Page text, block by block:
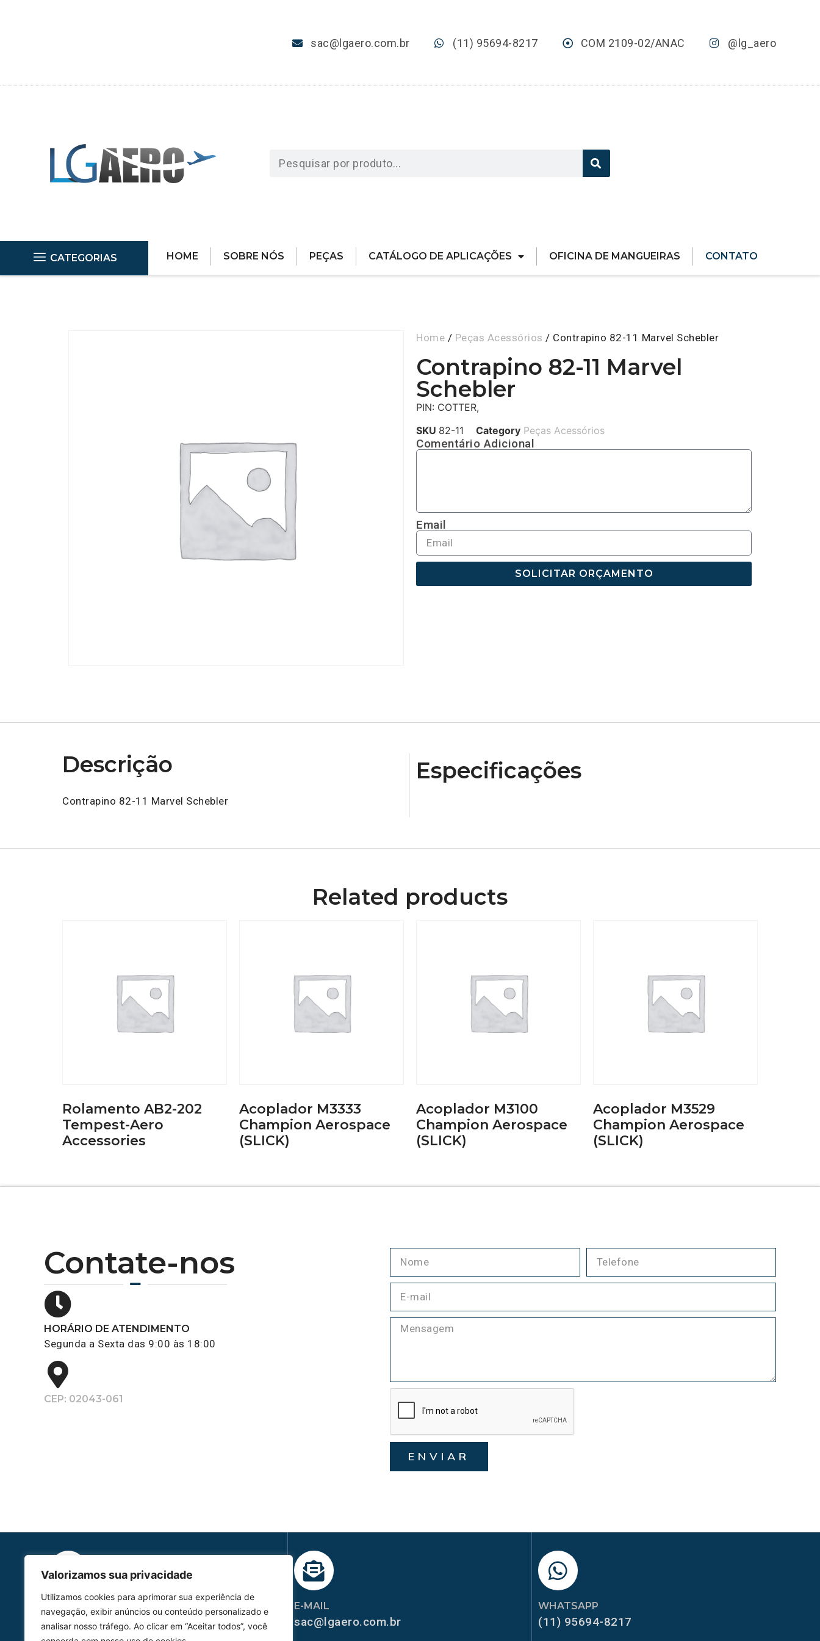
Valorizamos sua privacidade
Utilizamos cookies para aprimorar sua experiência de
navegação, exibir anúncios ou conteúdo personalizado e
analisar nosso tráfego. Ao clicar em “Aceitar todos”, você
sac@lgaero.com.br (11) 95694-8217 COM 2109-02/ANAC @lg_aero
CATEGORIAS HOME SOBRE NÓS PEÇAS CATÁLOGO DE APLICAÇÕES OFICINA DE MANGUEIRAS CONTATO
Home / Peças Acessórios / Contrapino 82-11 Marvel Schebler
Contrapino 82-11 Marvel
Schebler
PIN: COTTER,
SKU 82-11 Category Peças Acessórios
Comentário Adicional
Email
SOLICITAR ORÇAMENTO
Descrição
Contrapino 82-11 Marvel Schebler
Especificações
Related products
Rolamento AB2-202
Tempest-Aero
Accessories
Acoplador M3333
Champion Aerospace
(SLICK)
Acoplador M3100
Champion Aerospace
(SLICK)
Acoplador M3529
Champion Aerospace
(SLICK)
Contate-nos
HORÁRIO DE ATENDIMENTO
Segunda a Sexta das 9:00 às 18:00
CEP: 02043-061
ENVIAR
HOMOLGAÇÃO
COM 2109-02/ANAC
E-MAIL
sac@lgaero.com.br
WHATSAPP
(11) 95694-8217